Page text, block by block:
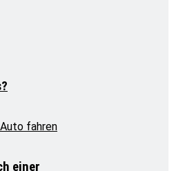
einer